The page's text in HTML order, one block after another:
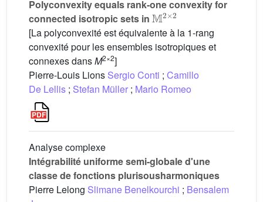
Polyconvexity equals rank-one convexity for
connected isotropic sets in
𝕄2×2
[La polyconvexité est équivalente à la 1-rang
convexité pour les ensembles isotropiques et
connexes dansM2×2]
Pierre-Louis Lions Sergio Conti ; Camillo
De Lellis ; Stefan Müller ; Mario Romeo
Analyse complexe
Intégrabilité uniforme semi-globale d'une
classe de fonctions plurisousharmoniques
Pierre Lelong Slimane Benelkourchi ; Bensalem